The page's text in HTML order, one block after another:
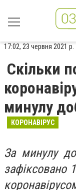
17:02, 23 червня 2021 р.
Скільки
минулу
КОРОНАВІРУС
За минулу
зафіксовано